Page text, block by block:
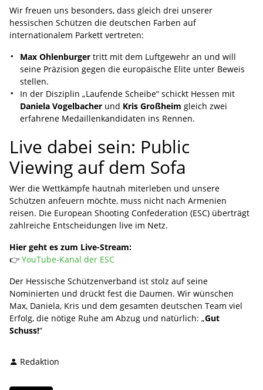
Wir freuen uns besonders, dass gleich drei unserer
hessischen Schützen die deutschen Farben auf
internationalem Parkett vertreten:
Max Ohlenburger tritt mit dem Luftgewehr an und will
seine Präzision gegen die europäische Elite unter Beweis
stellen.
In der Disziplin „Laufende Scheibe“ schickt Hessen mit
Daniela Vogelbacher und Kris Großheim gleich zwei
erfahrene Medaillenkandidaten ins Rennen.
Live dabei sein: Public
Viewing auf dem Sofa
Wer die Wettkämpfe hautnah miterleben und unsere
Schützen anfeuern möchte, muss nicht nach Armenien
reisen. Die European Shooting Confederation (ESC) überträgt
zahlreiche Entscheidungen live im Netz.
Hier geht es zum Live-Stream:
👉 YouTube-Kanal der ESC
Der Hessische Schützenverband ist stolz auf seine
Nominierten und drückt fest die Daumen. Wir wünschen
Max, Daniela, Kris und dem gesamten deutschen Team viel
Erfolg, die nötige Ruhe am Abzug und natürlich: „Gut
Schuss!“
Redaktion